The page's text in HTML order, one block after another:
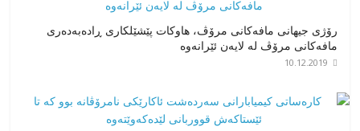
رۆژی جیهانی مافەکانی مرۆڤ، هاوکات پێشێلکاری ڕادەبەدەری
مافەکانی مرۆڤ لە لایەن ئێرانەوە
10.12.2019